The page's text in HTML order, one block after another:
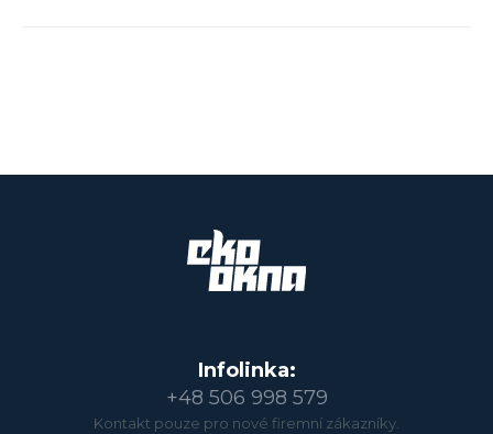
Infolinka:
+48 506 998 579
Kontakt pouze pro nové firemní zákazníky.